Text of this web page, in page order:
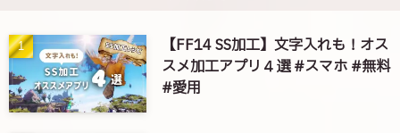
【FF14 SS加工】文字入れも！オス
スメ加工アプリ４選 #スマホ #無料
#愛用